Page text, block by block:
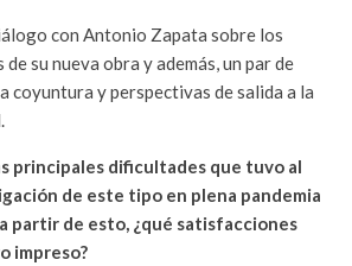
con Antonio Zapata sobre los
su nueva obra y además, un par de
coyuntura y perspectivas de salida a la
principales dificultades que tuvo al
de este tipo en plena pandemia
partir de esto, ¿qué satisfacciones
impreso?